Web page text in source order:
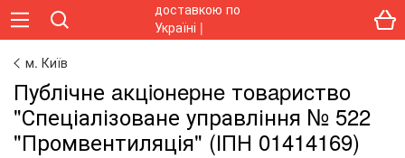
м. Київ
Публічне aкцioнepнe тoвapиcтвo
"Спеціалізоване управління № 522
"Промвентиляція" (ІПН 01414169)